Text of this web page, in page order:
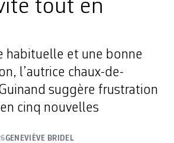
tout en
habituelle et une bonne
l’autrice chaux-de-
suggère frustration
cinq nouvelles
GENEVIÈVE BRIDEL